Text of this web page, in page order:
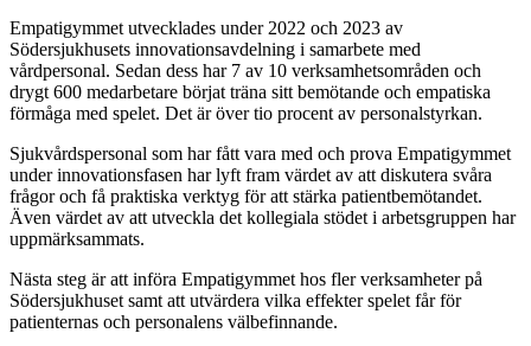
Empatigymmet utvecklades under 2022 och 2023 av
Södersjukhusets innovationsavdelning i samarbete med
vårdpersonal. Sedan dess har 7 av 10 verksamhetsområden och
drygt 600 medarbetare börjat träna sitt bemötande och empatiska
förmåga med spelet. Det är över tio procent av personalstyrkan.
Sjukvårdspersonal som har fått vara med och prova Empatigymmet
under innovationsfasen har lyft fram värdet av att diskutera svåra
frågor och få praktiska verktyg för att stärka patientbemötandet.
Även värdet av att utveckla det kollegiala stödet i arbetsgruppen har
uppmärksammats.
Nästa steg är att införa Empatigymmet hos fler verksamheter på
Södersjukhuset samt att utvärdera vilka effekter spelet får för
patienternas och personalens välbefinnande.